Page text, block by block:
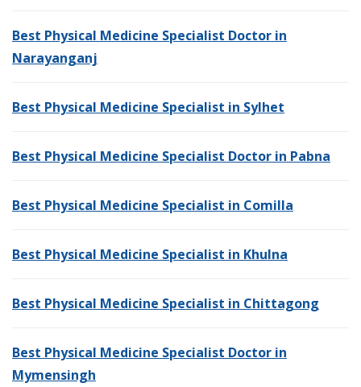
Best Physical Medicine Specialist Doctor in
Narayanganj
Best Physical Medicine Specialist in Sylhet
Best Physical Medicine Specialist Doctor in Pabna
Best Physical Medicine Specialist in Comilla
Best Physical Medicine Specialist in Khulna
Best Physical Medicine Specialist in Chittagong
Best Physical Medicine Specialist Doctor in
Mymensingh